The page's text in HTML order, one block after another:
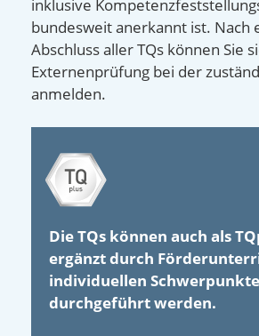
inklusive
bundesweit anerkannt ist. Nach
Abschluss aller TQs können Sie
Externenprüfung bei der
anmelden.
Die TQs können auch als
ergänzt durch
individuellen
durchgeführt werden.